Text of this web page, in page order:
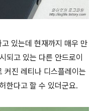
있는데 현재까지 매우 만
되고 있는 다른 안드로이
커진 레티나 디스플레이는
한다고 할 수 있더군요.